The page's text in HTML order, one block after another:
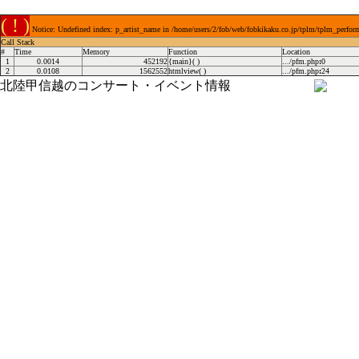
( ! ) Notice: Undefined index: p_artist_name in /home/users/2/fob/web/fobkikaku.co.jp/tplm/
Call Stack
#
Time Memory Function
Location
1
0.0014 452192{main}( ) .../pfm.php:0
2
0.0108 1562552htmlview( ) .../pfm.php:24
北陸甲信越のコンサート・イベント情報